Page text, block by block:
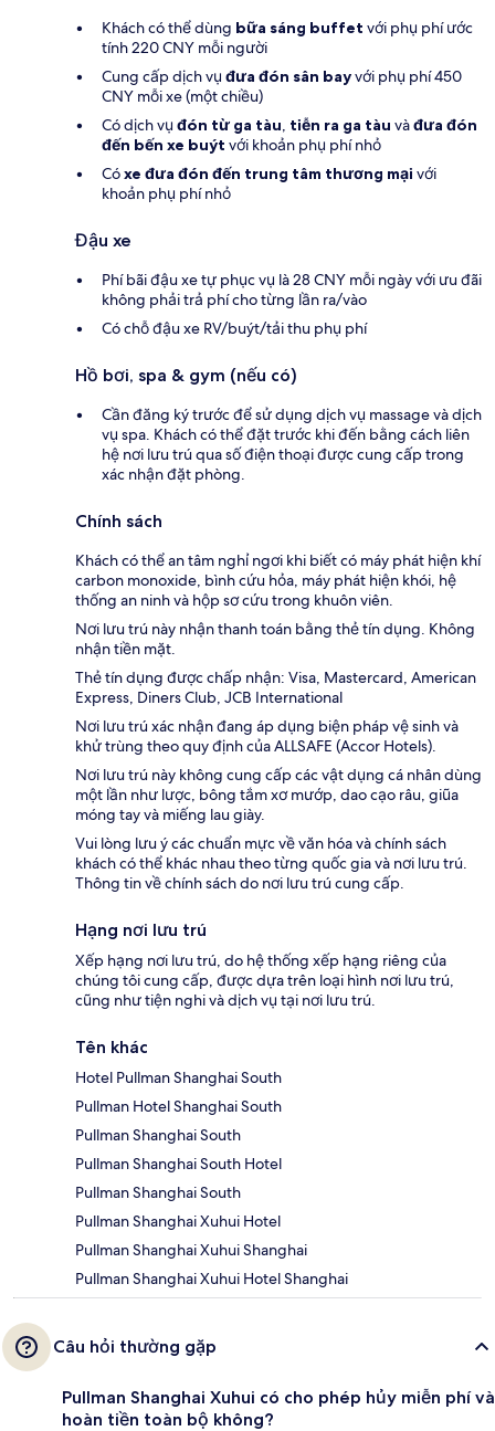
Khách có thể dùng bữa sáng buffet với phụ phí ước
tính 220 CNY mỗi người
Cung cấp dịch vụ đưa đón sân bayvới phụ phí 450
CNY mỗi xe (một chiều)
Có dịch vụ đón từ ga tàu, tiễn ra ga tàu vàđưa đón
đến bến xe buýt với khoản phụ phí nhỏ
Cóxe đưa đón đến trung tâm thương mại với
khoản phụ phí nhỏ
Đậu xe
Phí bãi đậu xe tự phục vụ là 28 CNY mỗi ngày với ưu đãi
không phải trả phí cho từng lần ra/vào
Có chỗ đậu xe RV/buýt/tải thu phụ phí
Hồ bơi, spa & gym (nếu có)
Cần đăng ký trước để sử dụng dịch vụ massage và dịch
vụ spa. Khách có thể đặt trước khi đến bằng cách liên
hệ nơi lưu trú qua số điện thoại được cung cấp trong
xác nhận đặt phòng.
Chính sách
Khách có thể an tâm nghỉ ngơi khi biết có máy phát hiện khí
carbon monoxide, bình cứu hỏa, máy phát hiện khói, hệ
thống an ninh và hộp sơ cứu trong khuôn viên.
Nơi lưu trú này nhận thanh toán bằng thẻ tín dụng. Không
nhận tiền mặt.
Thẻ tín dụng được chấp nhận: Visa, Mastercard, American
Express, Diners Club, JCB International
Nơi lưu trú xác nhận đang áp dụng biện pháp vệ sinh và
khử trùng theo quy định của ALLSAFE (Accor Hotels).
Nơi lưu trú này không cung cấp các vật dụng cá nhân dùng
một lần như lược, bông tắm xơ mướp, dao cạo râu, giũa
móng tay và miếng lau giày.
Vui lòng lưu ý các chuẩn mực về văn hóa và chính sách
khách có thể khác nhau theo từng quốc gia và nơi lưu trú.
Thông tin về chính sách do nơi lưu trú cung cấp.
Hạng nơi lưu trú
Xếp hạng nơi lưu trú, do hệ thống xếp hạng riêng của
chúng tôi cung cấp, được dựa trên loại hình nơi lưu trú,
cũng như tiện nghi và dịch vụ tại nơi lưu trú.
Tên khác
Hotel Pullman Shanghai South
Pullman Hotel Shanghai South
Pullman Shanghai South
Pullman Shanghai South Hotel
Pullman Shanghai South
Pullman Shanghai Xuhui Hotel
Pullman Shanghai Xuhui Shanghai
Pullman Shanghai Xuhui Hotel Shanghai
Câu hỏi thường gặp
Pullman Shanghai Xuhui có cho phép hủy miễn phí và
hoàn tiền toàn bộ không?